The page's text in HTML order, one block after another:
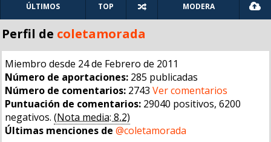
ÚLTIMOS TOP MODERA
Perfil de coletamorada
Miembro desde 24 de Febrero de 2011
Número de aportaciones: 285 publicadas
Número de comentarios: 2743 Ver comentarios
Puntuación de comentarios: 29040 positivos, 6200
negativos. (Nota media: 8,2)
Últimas menciones de @coletamorada